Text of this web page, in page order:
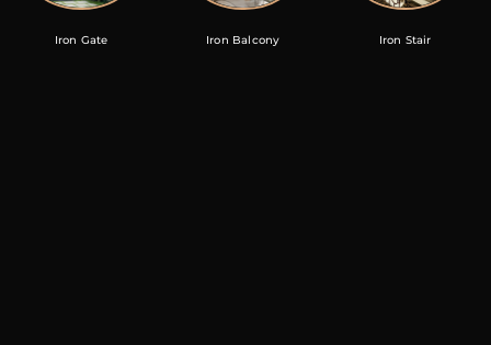
Iron Gate Iron Balcony Iron Stair